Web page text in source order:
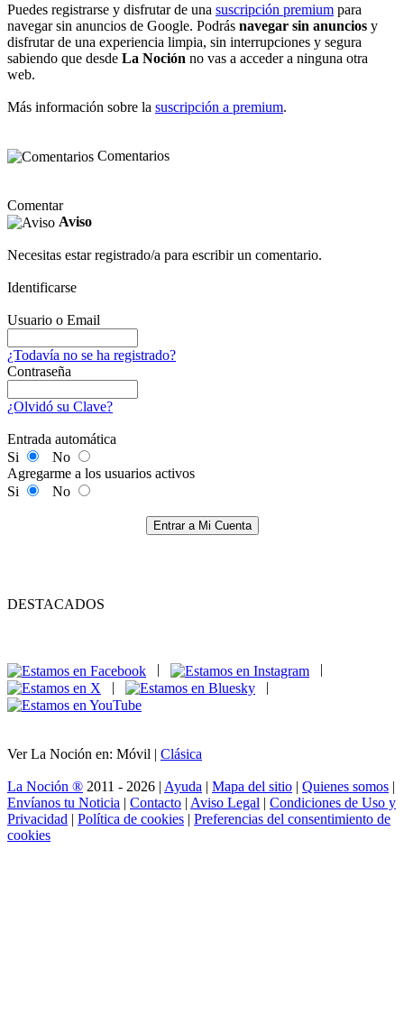
Puedes registrarse y disfrutar de una suscripción premium para
navegar sin anuncios de Google. Podrás navegar sin anuncios y
disfrutar de una experiencia limpia, sin interrupciones y segura
sabiendo que desde La Noción no vas a acceder a ninguna otra
web.
Más información sobre la suscripción a premium.
Comentarios
Comentar
Aviso
Necesitas estar registrado/a para escribir un comentario.
Identificarse
Usuario o Email
¿Todavía no se ha registrado?
Contraseña
¿Olvidó su Clave?
Entrada automática
Si
No
Agregarme a los usuarios activos
Si
No
Entrar a Mi Cuenta
DESTACADOS
|
|
Ver La Noción en: Móvil | Clásica
La Noción ® 2011 - 2026 | Ayuda | Mapa del sitio | Quienes somos |
Envíanos tu Noticia | Contacto | Aviso Legal | Condiciones de Uso y
Privacidad | Política de cookies | Preferencias del consentimiento de
cookies